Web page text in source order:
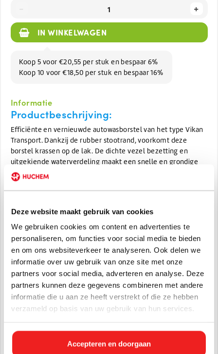
Deze website maakt gebruik van cookies
We gebruiken cookies om content en advertenties te
personaliseren, om functies voor social media te bieden
en om ons websiteverkeer te analyseren. Ook delen we
informatie over uw gebruik van onze site met onze
partners voor social media, adverteren en analyse. Deze
partners kunnen deze gegevens combineren met andere
informatie die u aan ze heeft verstrekt of die ze hebben
verzameld op basis van uw gebruik van hun services.
Accepteren en doorgaan
+
IN WINKELWAGEN
Koop 5 voor €20,55 per stuk en bespaar 6%
Koop 10 voor €18,50 per stuk en bespaar 16%
Informatie
Productbeschrijving:
Efficiënte en vernieuwde autowasborstel van het type Vikan
Transport. Dankzij de rubber stootrand, voorkomt deze
borstel krassen op de lak. De dichte vezel bezetting en
uitgekiende waterverdeling maakt een snelle en grondige
reiniging mogelijk. In combinatie met een
steel
extra snel schoon!
Productinformatie:
Type: Vikan Transport
Breedte: 21, 27 of 37 cm
Vezellengte: 50 mm
Vezels: zacht gespleten polyester
De vezels zijn bestand tegen temperaturen tot maximaal
50°C.
Artikelnummer: 526952
5705025269528